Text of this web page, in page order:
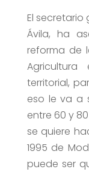
El secretario
Ávila, ha
reforma de
territorial,
eso le va a
entre 60 y
se quiere
1995 de
puede ser